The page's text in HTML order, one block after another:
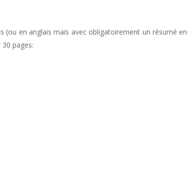
(ou en anglais mais avec obligatoirement un résumé en
pages: